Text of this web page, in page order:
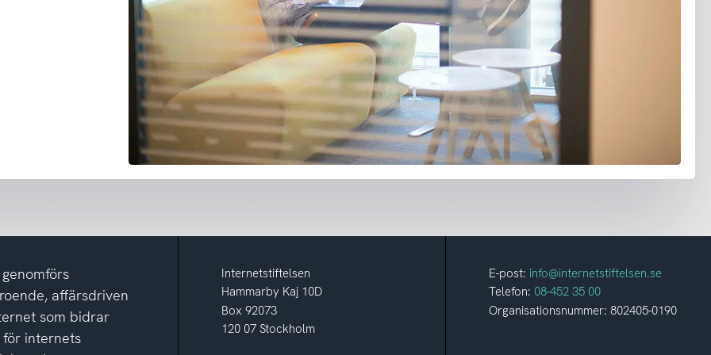
affärsdriven
som bidrar
internets
Internetstiftelsen
Hammarby Kaj 10D
Box 92073
120 07 Stockholm
E-post: info@internetstiftelsen.se
Telefon: 08-452 35 00
Organisationsnummer: 802405-0190